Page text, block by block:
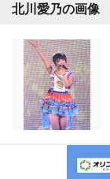
北川愛乃の画像